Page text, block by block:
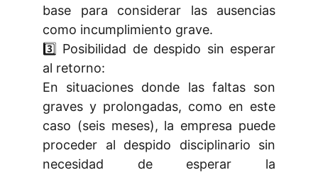
base para considerar las ausencias
como incumplimiento grave.
3️⃣ Posibilidad de despido sin esperar
al retorno:
En situaciones donde las faltas son
graves y prolongadas, como en este
caso (seis meses), la empresa puede
proceder al despido disciplinario sin
necesidad de esperar la